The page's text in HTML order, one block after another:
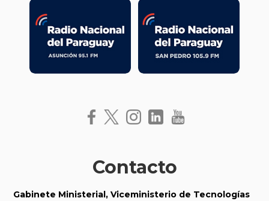
Contacto
Gabinete Ministerial, Viceministerio de Tecnologías